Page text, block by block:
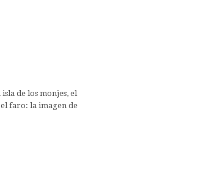
de los monjes, el
faro: la imagen de